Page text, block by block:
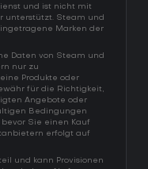
und ist nicht mit
unterstützt. Steam und
Marken der
Daten von Steam und
nur zu
Produkte oder
für die Richtigkeit,
Angebote oder
Bedingungen
Sie einen Kauf
erfolgt auf
und kann Provisionen